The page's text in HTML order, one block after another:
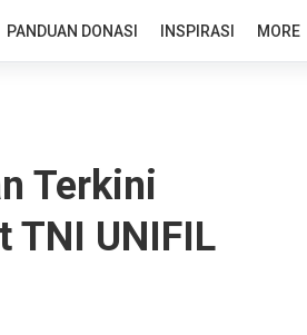
PANDUAN DONASI INSPIRASI MORE
Terkini
TNI UNIFIL